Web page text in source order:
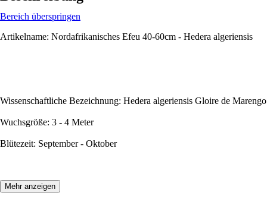
Bereich überspringen
Artikelname: Nordafrikanisches Efeu 40-60cm - Hedera algeriensis
Wissenschaftliche Bezeichnung: Hedera algeriensis Gloire de Marengo
Wuchsgröße: 3 - 4 Meter
Blütezeit: September - Oktober
Beschreibung:
Mehr anzeigen